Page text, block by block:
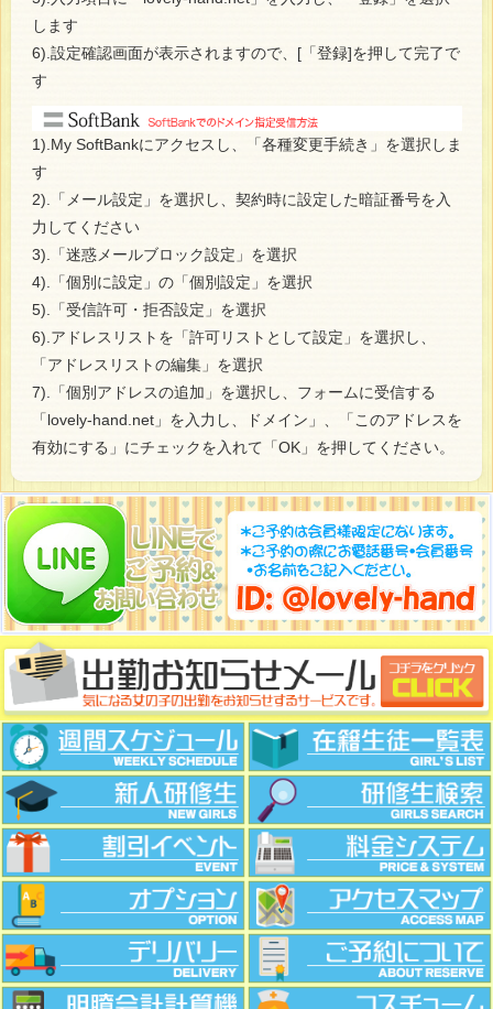
します
6).設定確認画面が表示されますので、[「登録]を押して完了で
す
1).My SoftBankにアクセスし、「各種変更手続き」を選択しま
す
2).「メール設定」を選択し、契約時に設定した暗証番号を入
力してください
3).「迷惑メールブロック設定」を選択
4).「個別に設定」の「個別設定」を選択
5).「受信許可・拒否設定」を選択
6).アドレスリストを「許可リストとして設定」を選択し、
「アドレスリストの編集」を選択
7).「個別アドレスの追加」を選択し、フォームに受信する
「lovely-hand.net」を入力し、ドメイン」、「このアドレスを
有効にする」にチェックを入れて「OK」を押してください。